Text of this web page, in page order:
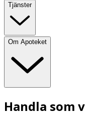
Tjänster
Om Apoteket
Handla som